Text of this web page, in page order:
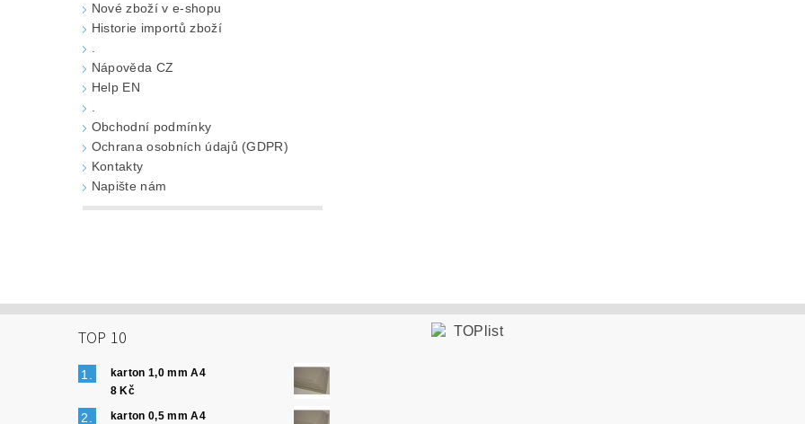
Nové zboží v e-shopu
Historie importů zboží
Nápověda CZ
Help EN
Obchodní podmínky
Ochrana osobních údajů (GDPR)
Kontakty
Napište nám
TOP 10
karton 1,0 mm A4
8 Kč
karton 0,5 mm A4